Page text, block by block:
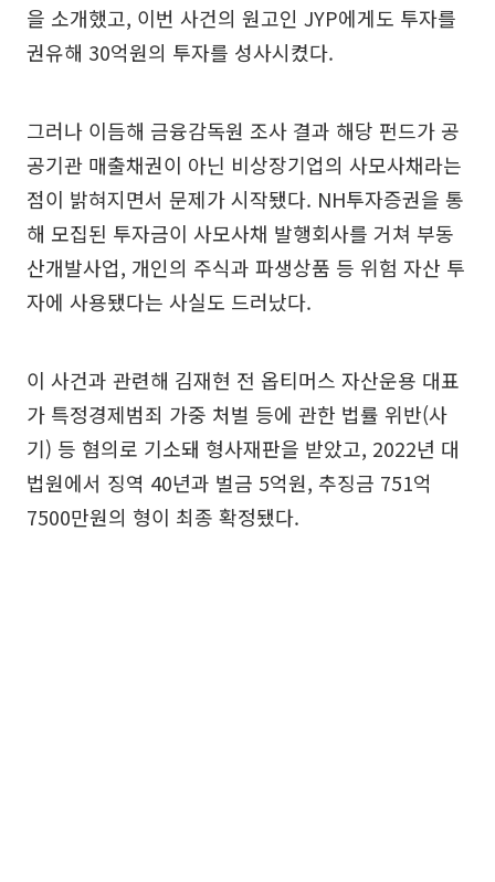
을 소개했고, 이번 사건의 원고인 JYP에게도 투자를
권유해 30억원의 투자를 성사시켰다.
그러나 이듬해 금융감독원 조사 결과 해당 펀드가 공
공기관 매출채권이 아닌 비상장기업의 사모사채라는
점이 밝혀지면서 문제가 시작됐다. NH투자증권을 통
해 모집된 투자금이 사모사채 발행회사를 거쳐 부동
산개발사업, 개인의 주식과 파생상품 등 위험 자산 투
자에 사용됐다는 사실도 드러났다.
이 사건과 관련해 김재현 전 옵티머스 자산운용 대표
가 특정경제범죄 가중 처벌 등에 관한 법률 위반(사
기) 등 혐의로 기소돼 형사재판을 받았고, 2022년 대
법원에서 징역 40년과 벌금 5억원, 추징금 751억
7500만원의 형이 최종 확정됐다.